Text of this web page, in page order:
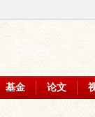
基金 论文